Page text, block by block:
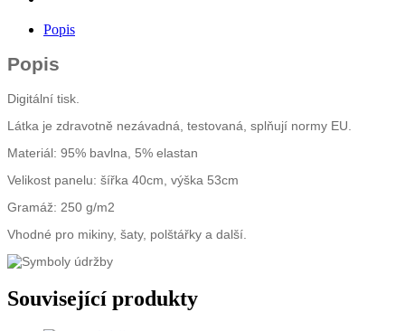
Popis
Popis
Digitální tisk.
Látka je zdravotně nezávadná, testovaná, splňují normy EU.
Materiál: 95% bavlna, 5% elastan
Velikost panelu: šířka 40cm, výška 53cm
Gramáž: 250 g/m2
Vhodné pro mikiny, šaty, polštářky a další.
Související produkty